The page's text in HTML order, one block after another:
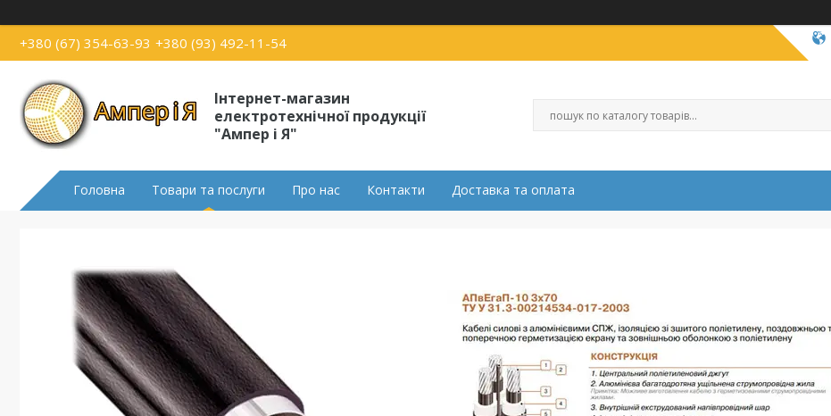
+380 (67) 354-63-93 +380 (93) 492-11-54
Інтернет-магазин
електротехнічної продукції
"Ампер і Я"
Головна Товари та послуги Про нас Контакти Доставка та оплата